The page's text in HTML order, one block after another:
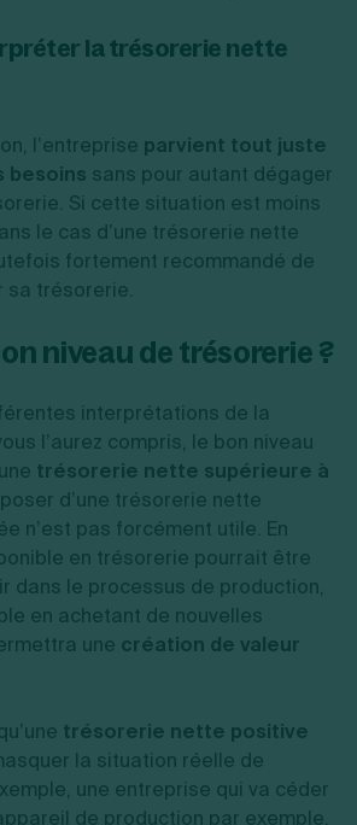
la trésorerie nette
l’entreprise parvient tout juste
besoins sans pour autant dégager
Si cette situation est moins
le cas d’une trésorerie nette
fortement recommandé de
sa trésorerie.
niveau de trésorerie ?
interprétations de la
l’aurez compris, le bon niveau
trésorerie nette supérieure à
d’une trésorerie nette
n’est pas forcément utile. En
en trésorerie pourrait être
dans le processus de production,
en achetant de nouvelles
une création de valeur
trésorerie nette positive
la situation réelle de
une entreprise qui va céder
de production par exemple,